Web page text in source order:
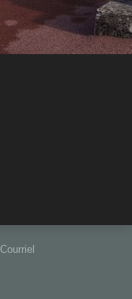
Courriel